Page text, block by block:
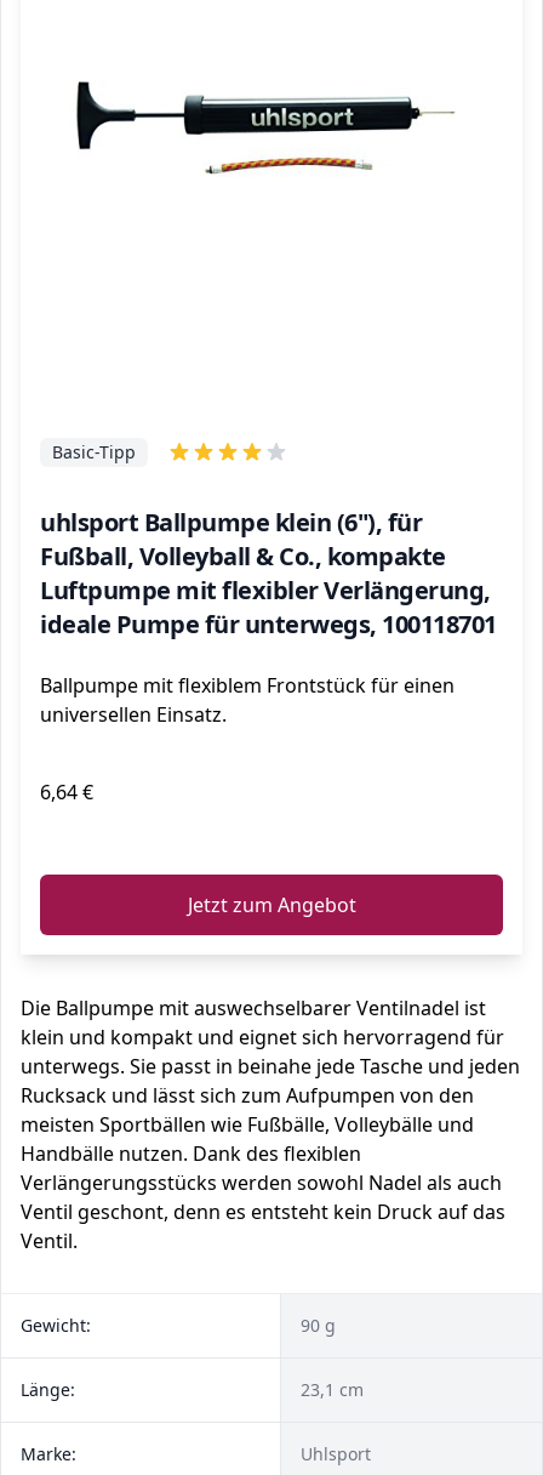
uhlsport Ballpumpe klein (6"), für
Fußball, Volleyball & Co., kompakte
Luftpumpe mit flexibler Verlängerung,
ideale Pumpe für unterwegs, 100118701
Basic-Tipp
Ballpumpe mit flexiblem Frontstück für einen
universellen Einsatz.
6,64 €
Jetzt zum Angebot
Die Ballpumpe mit auswechselbarer Ventilnadel ist
klein und kompakt und eignet sich hervorragend für
unterwegs. Sie passt in beinahe jede Tasche und jeden
Rucksack und lässt sich zum Aufpumpen von den
meisten Sportbällen wie Fußbälle, Volleybälle und
Handbälle nutzen. Dank des flexiblen
Verlängerungsstücks werden sowohl Nadel als auch
Ventil geschont, denn es entsteht kein Druck auf das
Ventil.
Gewicht: 90 g
Länge: 23,1 cm
Marke: Uhlsport